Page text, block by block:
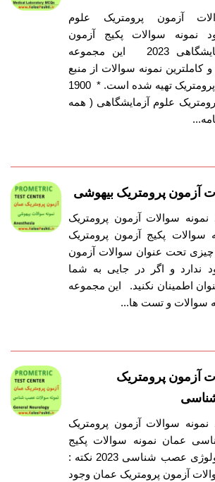
آزمون پرومتریک علوم
نمونه سوالات پکیج آزمون
پرومتریک علوم آزمایشگاهی 2023 این مجموعه
نمونه سوالات از منبع
اصلی نمونه سوالات پرومتریک تهیه شده است. * 1900
علوم آزمایشگاهی ( همه
آزمون پرومتریک بیهوشی
نمونه سوالات آزمون پرومتریک
سوالات پکیج آزمون پرومتریک
نکته : چیزی تحت عنوان سوالات آزمون
ندارد و اگر در جایی به شما
اطمینان نکنید. این مجموعه
سوالات و تست ها...
آزمون پرومتریک
نمونه سوالات آزمون پرومتریک
عمان نمونه سوالات پکیج
آزمون پرومتریک نورولوژی عصب شناسی 2023 نکته :
آزمون پرومتریک عمان وجود